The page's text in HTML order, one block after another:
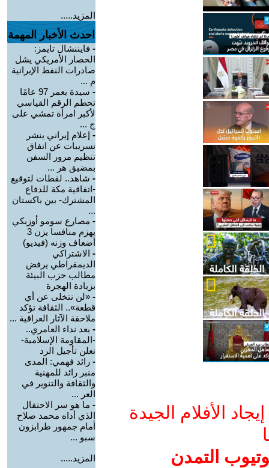
الأفلام الجيدة
التمدن
المزيد.....
احدث الأخبار المهمة
- فايننشال تايمز:
الحصار الأمريكي يشل
صادرات النفط الإيرانية
م ...
-
سيدة بعمر 97 عامًا
تحطم الرقم القياسي
لأكبر امرأة تمشي على
ج ...
- إعلام إيراني ينشر
تسريبات عن اتفاق
تنظيم مرور السفن
بمضيق هر ...
- شاهد.. لقطات لتوقيع
-اتفاقية مكة للدفاع
المشترك- بين باكستان
...
- مصارع سومو أوزبكي
يهزم منافسا يزن 3
أضعاف وزنه (فيديو)
- الاشتراكي
الديمقراطي يرفض
مطالب حزب البيئة
بزيادة الهجرة
- «لن نتخلى عن أي
قطعة».. الثقافة تؤكد
ملاحقة الآثار العراقية ...
- بعد نداء العامري..
-المقاومة الإسلامية-
تعلن تأجيل الرد
- رائد فهمي: المدى
منبر رائد للمهنية
والثقافة والتنوير في
العر ...
- ما هو سر الاحتفال
الذي أداه محمد صلاح
أمام جمهور طرابزون
سبو ...
المزيد.....